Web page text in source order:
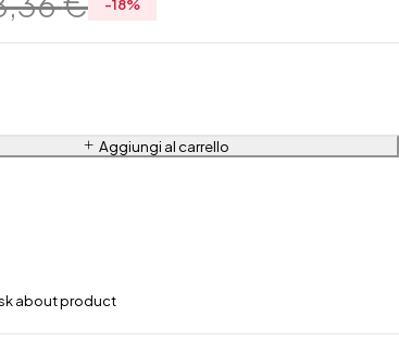
-18%
Aggiungi al carrello
about product